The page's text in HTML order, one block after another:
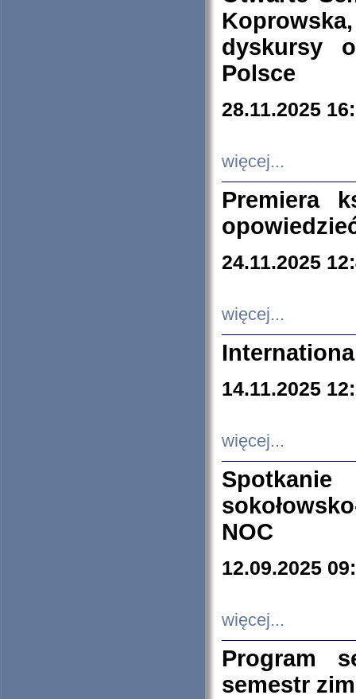
dyskursy
Polsce
28.11.2025
więcej...
Premiera
24.11.2025
więcej...
14.11.2025
więcej...
NOC
12.09.2025
więcej...
Program
semestr